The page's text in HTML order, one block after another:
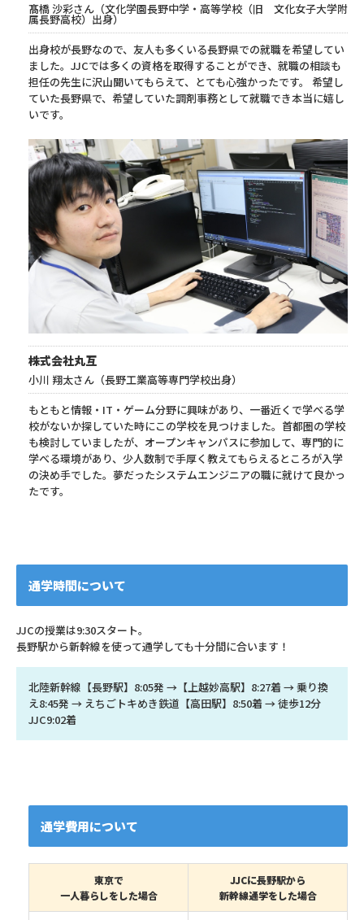
髙橋 沙彩さん（文化学園長野中学・高等学校（旧 文化女子大学附
属長野高校）出身）
出身校が長野なので、友人も多くいる長野県での就職を希望してい
ました。JJCでは多くの資格を取得することができ、就職の相談も
担任の先生に沢山聞いてもらえて、とても心強かったです。 希望し
ていた長野県で、希望していた調剤事務として就職でき本当に嬉し
いです。
株式会社丸互
小川 翔太さん（長野工業高等専門学校出身）
もともと情報・IT・ゲーム分野に興味があり、一番近くで学べる学
校がないか探していた時にこの学校を見つけました。首都圏の学校
も検討していましたが、オープンキャンパスに参加して、専門的に
学べる環境があり、少人数制で手厚く教えてもらえるところが入学
の決め手でした。夢だったシステムエンジニアの職に就けて良かっ
たです。
通学時間について
JJCの授業は9:30スタート。
長野駅から新幹線を使って通学しても十分間に合います！
北陸新幹線【長野駅】8:05発 →【上越妙高駅】8:27着 → 乗り換
え8:45発 → えちごトキめき鉄道【高田駅】8:50着 → 徒歩12分
JJC9:02着
通学費用について
東京で
一人暮らしをした場合
JJCに長野駅から
新幹線通学をした場合